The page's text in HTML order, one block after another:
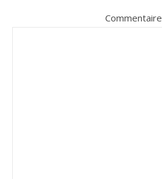
Commentaire